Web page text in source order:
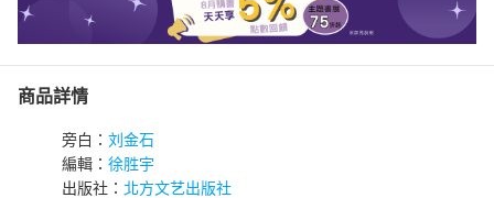
商品詳情
旁白： 刘金石
編輯： 徐胜宇
出版社： 北方文艺出版社